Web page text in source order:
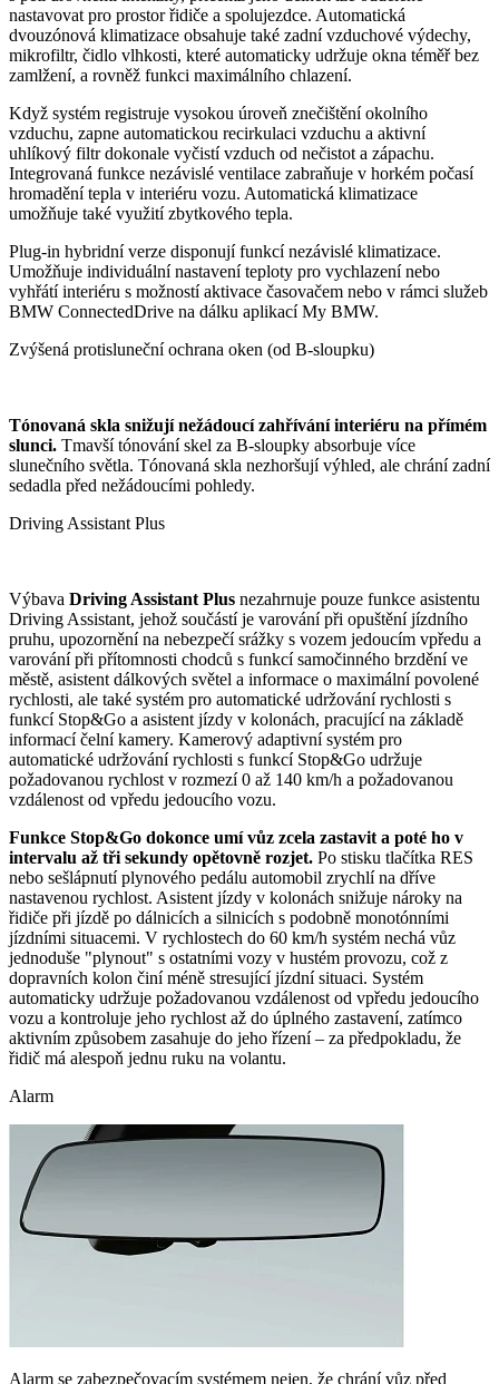
nastavovat pro prostor řidiče a spolujezdce. Automatická
dvouzónová klimatizace obsahuje také zadní vzduchové výdechy,
mikrofiltr, čidlo vlhkosti, které automaticky udržuje okna téměř bez
zamlžení, a rovněž funkci maximálního chlazení.
Když systém registruje vysokou úroveň znečištění okolního
vzduchu, zapne automatickou recirkulaci vzduchu a aktivní
uhlíkový filtr dokonale vyčistí vzduch od nečistot a zápachu.
Integrovaná funkce nezávislé ventilace zabraňuje v horkém počasí
hromadění tepla v interiéru vozu. Automatická klimatizace
umožňuje také využití zbytkového tepla.
Plug-in hybridní verze disponují funkcí nezávislé klimatizace.
Umožňuje individuální nastavení teploty pro vychlazení nebo
vyhřátí interiéru s možností aktivace časovačem nebo v rámci služeb
BMW ConnectedDrive na dálku aplikací My BMW.
Zvýšená protisluneční ochrana oken (od B-sloupku)
Tónovaná skla snižují nežádoucí zahřívání interiéru na přímém
slunci. Tmavší tónování skel za B-sloupky absorbuje více
slunečního světla. Tónovaná skla nezhoršují výhled, ale chrání zadní
sedadla před nežádoucími pohledy.
Driving Assistant Plus
Výbava Driving Assistant Plus nezahrnuje pouze funkce asistentu
Driving Assistant, jehož součástí je varování při opuštění jízdního
pruhu, upozornění na nebezpečí srážky s vozem jedoucím vpředu a
varování při přítomnosti chodců s funkcí samočinného brzdění ve
městě, asistent dálkových světel a informace o maximální povolené
rychlosti, ale také systém pro automatické udržování rychlosti s
funkcí Stop&Go a asistent jízdy v kolonách, pracující na základě
informací čelní kamery. Kamerový adaptivní systém pro
automatické udržování rychlosti s funkcí Stop&Go udržuje
požadovanou rychlost v rozmezí 0 až 140 km/h a požadovanou
vzdálenost od vpředu jedoucího vozu.
Funkce Stop&Go dokonce umí vůz zcela zastavit a poté ho v
intervalu až tři sekundy opětovně rozjet. Po stisku tlačítka RES
nebo sešlápnutí plynového pedálu automobil zrychlí na dříve
nastavenou rychlost. Asistent jízdy v kolonách snižuje nároky na
řidiče při jízdě po dálnicích a silnicích s podobně monotónními
jízdními situacemi. V rychlostech do 60 km/h systém nechá vůz
jednoduše "plynout" s ostatními vozy v hustém provozu, což z
dopravních kolon činí méně stresující jízdní situaci. Systém
automaticky udržuje požadovanou vzdálenost od vpředu jedoucího
vozu a kontroluje jeho rychlost až do úplného zastavení, zatímco
aktivním způsobem zasahuje do jeho řízení – za předpokladu, že
řidič má alespoň jednu ruku na volantu.
Alarm
Alarm se zabezpečovacím systémem nejen, že chrání vůz před